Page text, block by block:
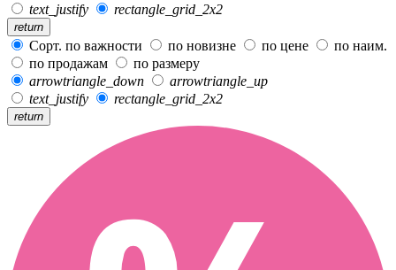
text_justify
rectangle_grid_2x2
return
Сорт. по важности по новизне по цене
по наим.
по продажам
по размеру
arrowtriangle_down
arrowtriangle_up
text_justify
rectangle_grid_2x2
return